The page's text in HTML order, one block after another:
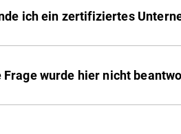
ich ein zertifiziertes
Frage wurde hier nicht